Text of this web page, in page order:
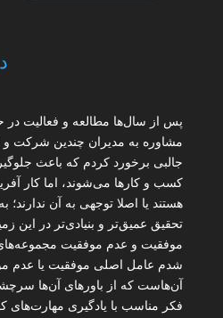
پس از سال‌ها مطالعه و فعالیت
مشاوره به مدیران چندین شرکت و
جالبی برخورد کردم که باعث
کسب و کارها می‌شوند، اما کار
هستند یا اصلا توجهی به آن
تحقیق عمیق‌تر و بنیادی‌تر در این
موفقیت و عدم موفقیت
شدم عامل اصلی موفقیت یا عدم
آن‌هاست که از باورهای آن‌ها
فکر مناسب با یادگیری مهارت‌های